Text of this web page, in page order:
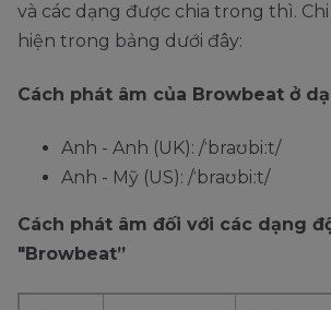
và các dạng được chia trong thì.
hiện trong bảng dưới đây:
Cách phát âm của Browbeat ở
Anh - Anh (UK): /ˈbraʊbiːt/
Anh - Mỹ (US): /ˈbraʊbiːt/
Cách phát âm đối với các dạng
"Browbeat”